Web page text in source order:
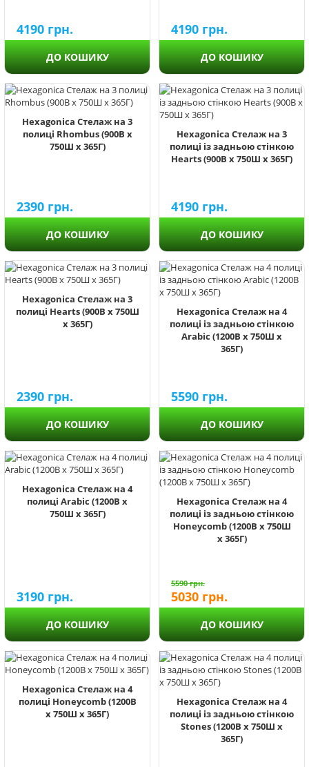
4190 грн.
ДО КОШИКУ
4190 грн.
ДО КОШИКУ
Hexagonica Стелаж на 3
полиці Rhombus (900В х
750Ш х 365Г)
2390 грн.
ДО КОШИКУ
Hexagonica Стелаж на 3
полиці із задньою стінкою
Hearts (900В х 750Ш х 365Г)
4190 грн.
ДО КОШИКУ
Hexagonica Стелаж на 3
полиці Hearts (900В х 750Ш
х 365Г)
2390 грн.
ДО КОШИКУ
Hexagonica Стелаж на 4
полиці із задньою стінкою
Arabic (1200В х 750Ш х
365Г)
5590 грн.
ДО КОШИКУ
Hexagonica Стелаж на 4
полиці Arabic (1200В х
750Ш х 365Г)
3190 грн.
ДО КОШИКУ
Hexagonica Стелаж на 4
полиці із задньою стінкою
Honeycomb (1200В х 750Ш
х 365Г)
5590грн.
5030 грн.
ДО КОШИКУ
Hexagonica Стелаж на 4
полиці Honeycomb (1200В
х 750Ш х 365Г)
Hexagonica Стелаж на 4
полиці із задньою стінкою
Stones (1200В х 750Ш х
365Г)